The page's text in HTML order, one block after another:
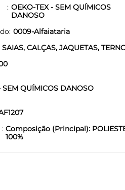
OEKO-TEX - SEM QUÍMICOS
DANOSO
0009-Alfaiataria
CALÇAS, JAQUETAS,
SEM QUÍMICOS DANOSO
Composição (Principal):
100%